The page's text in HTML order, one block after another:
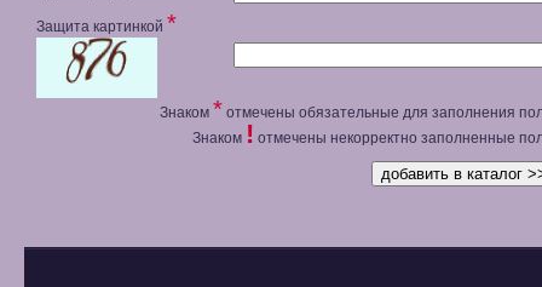
Защита картинкой *
Знаком * отмечены обязательные для заполнения
Знаком ! отмечены некорректно заполненные